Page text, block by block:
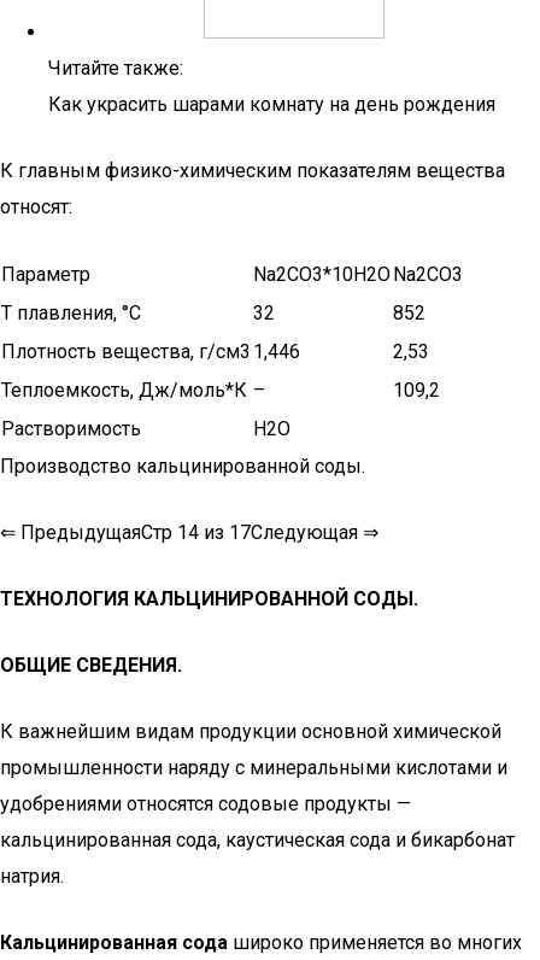
Читайте также:
Как украсить шарами комнату на день рождения
К главным физико-химическим показателям вещества
относят:
Параметр Na2CO3*10H2ONa2CO3
Т плавления, °С
32
852
Плотность вещества, г/см3 1,446
2,53
Теплоемкость, Дж/моль*К –
109,2
Растворимость
H2O
Производство кальцинированной соды.
⇐ ПредыдущаяСтр 14 из 17Следующая ⇒
ТЕХНОЛОГИЯ КАЛЬЦИНИРОВАННОЙ СОДЫ.
ОБЩИЕ СВЕДЕНИЯ.
К важнейшим видам продукции основной химической
про­мышленности наряду с минеральными кислотами и
удобрения­ми относятся содовые продукты —
кальцинированная сода, кау­стическая сода и бикарбонат
натрия.
Кальцинированная сода широко применяется во многих